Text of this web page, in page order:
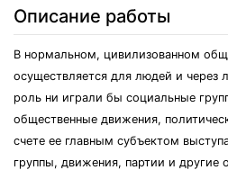
Описание работы
В нормальном, цивилизованном
осуществляется для людей и через
роль ни играли бы социальные
общественные движения,
счете ее главным субъектом
группы, движения, партии и другие